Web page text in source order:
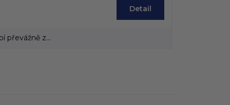
Detail
převážně z...